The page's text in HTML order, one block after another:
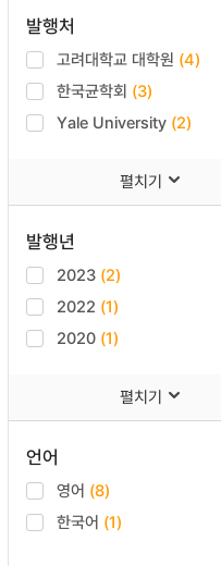
발행처
고려대학교 대학원 (4)
한국균학회 (3)
Yale University (2)
펼치기
발행년
2023 (2)
2022 (1)
2020 (1)
펼치기
언어
영어 (8)
한국어 (1)